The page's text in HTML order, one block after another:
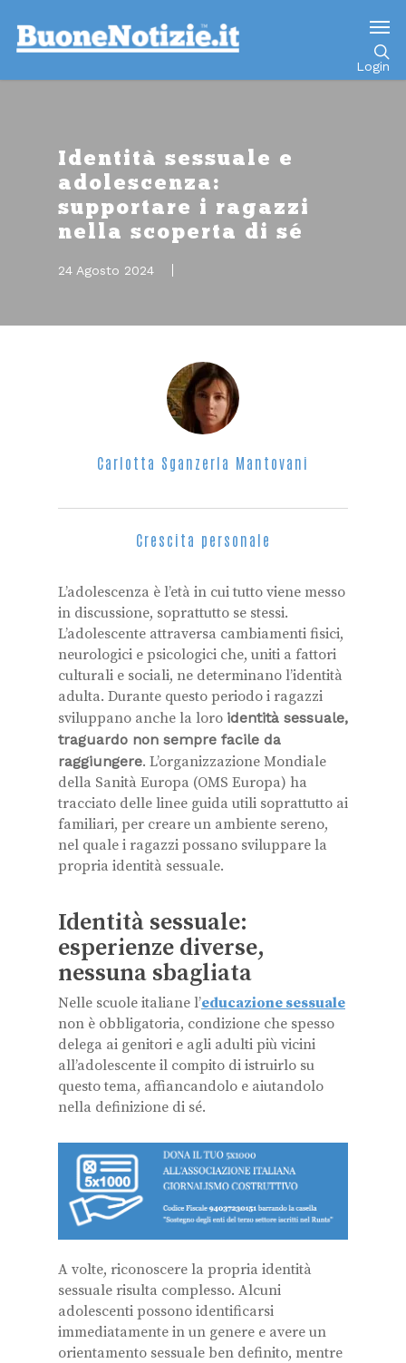
Login
Identità sessuale e
adolescenza:
supportare i ragazzi
nella scoperta di sé
24 Agosto 2024
Carlotta Sganzerla Mantovani
Crescita personale
L’adolescenza è l’età in cui tutto viene messo
in discussione, soprattutto se stessi.
L’adolescente attraversa cambiamenti fisici,
neurologici e psicologici che, uniti a fattori
culturali e sociali, ne determinano l’identità
adulta. Durante questo periodo i ragazzi
sviluppano anche la loro identità sessuale,
traguardo non sempre facile da
raggiungere. L’organizzazione Mondiale
della Sanità Europa (OMS Europa) ha
tracciato delle linee guida utili soprattutto ai
familiari, per creare un ambiente sereno,
nel quale i ragazzi possano sviluppare la
propria identità sessuale.
Identità sessuale:
esperienze diverse,
nessuna sbagliata
Nelle scuole italiane l’educazione sessuale
non è obbligatoria, condizione che spesso
delega ai genitori e agli adulti più vicini
all’adolescente il compito di istruirlo su
questo tema, affiancandolo e aiutandolo
nella definizione di sé.
A volte, riconoscere la propria identità
sessuale risulta complesso. Alcuni
adolescenti possono identificarsi
immediatamente in un genere e avere un
orientamento sessuale ben definito, mentre
Go to mobile version